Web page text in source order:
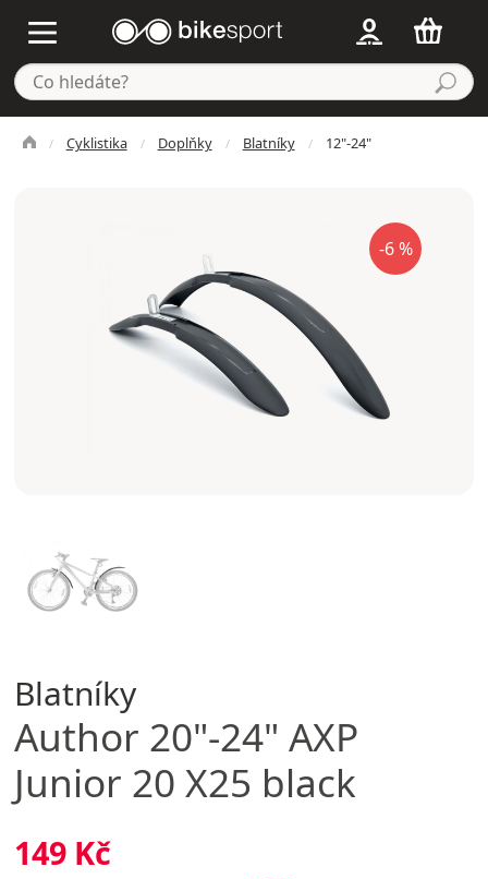
Cyklistika Doplňky Blatníky 12"-24"
-6 %
Blatníky
Author 20"-24" AXP
Junior 20 X25 black
149 Kč